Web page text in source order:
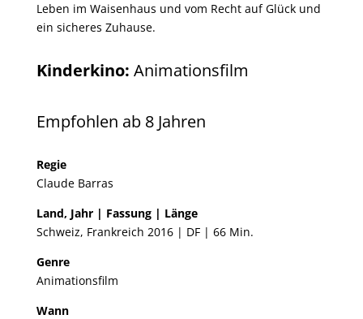
Leben im Waisenhaus und vom Recht auf Glück und
ein sicheres Zuhause.
Kinderkino: Animationsfilm
Empfohlen ab 8 Jahren
Regie
Claude Barras
Land, Jahr | Fassung | Länge
Schweiz, Frankreich 2016 | DF | 66 Min.
Genre
Animationsfilm
Wann